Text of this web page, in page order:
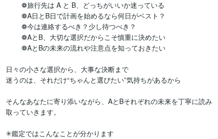
日々の小さな選択から、大事な決断まで
迷うのは、それだけ“ちゃんと選びたい”気持ちがあるから
そんなあなたに寄り添いながら、AとBそれぞれの未来を丁寧に読み
取っていきます。
✳鑑定ではこんなことが分かります